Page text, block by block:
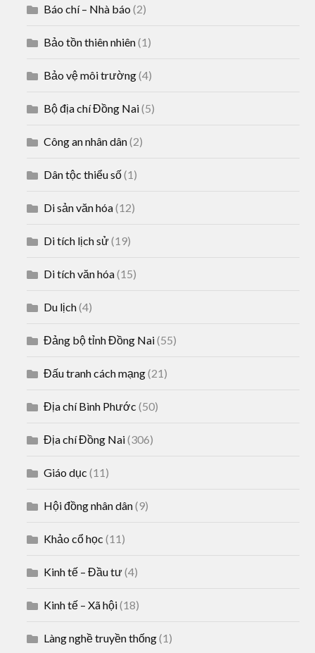
Báo chí – Nhà báo (2)
Bảo tồn thiên nhiên(1)
Bảo vệ môi trường(4)
Bộ địa chí Đồng Nai(5)
Công an nhân dân(2)
Dân tộc thiểu số(1)
Di sản văn hóa(12)
Di tích lịch sử(19)
Di tích văn hóa(15)
Du lịch(4)
Đảng bộ tỉnh Đồng Nai(55)
Đấu tranh cách mạng(21)
Địa chí Bình Phước (50)
Địa chí Đồng Nai(306)
Giáo dục (11)
Hội đồng nhân dân(9)
Khảo cổ học (11)
Kinh tế – Đầu tư(4)
Kinh tế – Xã hội(18)
Làng nghề truyền thống(1)